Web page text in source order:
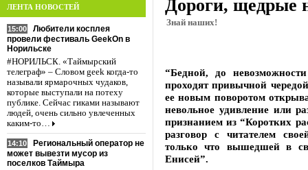
ЛЕНТА НОВОСТЕЙ
15:00
Любители косплея
провели фестиваль GeekOn в
Норильске
#НОРИЛЬСК. «Таймырский
телеграф» – Словом geek когда-то
называли ярмарочных чудаков,
которые выступали на потеху
публике. Сейчас гиками называют
людей, очень сильно увлеченных
каким-то…
14:10
Региональный оператор не
может вывезти мусор из
поселков Таймыра
Дороги, щедрые
Знай наших!
“Бедной, до
проходят привычной
ее новым поворотом
невольное удивление или
признанием из “Коротких
разговор с читателем
только что вышедшей в
Енисей”.